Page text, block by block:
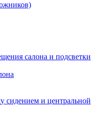
салона и подсветки
сидением и центральной